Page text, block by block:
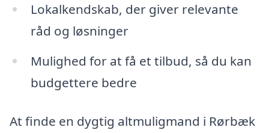
Lokalkendskab, der giver relevante
råd og løsninger
Mulighed for at få et tilbud, så du kan
budgettere bedre
At finde en dygtig altmuligmand i Rørbæk